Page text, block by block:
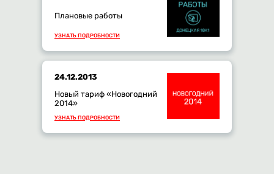
Плановые работы
УЗНАТЬ ПОДРОБНОСТИ
24.12.2013
Новый тариф «Новогодний
2014»
УЗНАТЬ ПОДРОБНОСТИ